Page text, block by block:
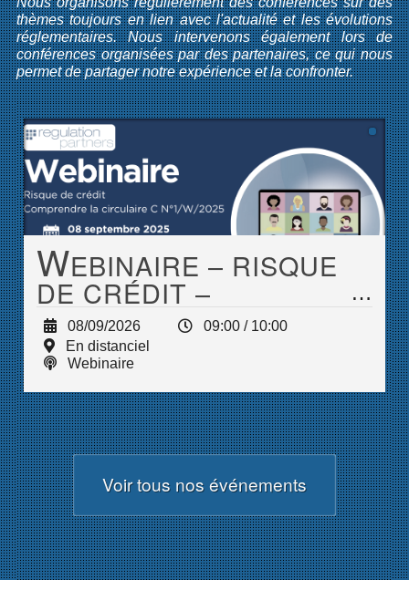
thèmes toujours en lien avec l'actualité et les évolutions
réglementaires. Nous intervenons également lors de
conférences organisées par des partenaires, ce qui nous
permet de partager notre expérience et la confronter.
WEBINAIRE – RISQUE
DE CRÉDIT –
COMPRENDRE LA
CIRCULAIRE C
N°1/W/2025
08/09/2026
09:00 / 10:00
En distanciel
Webinaire
Voir tous nos événements